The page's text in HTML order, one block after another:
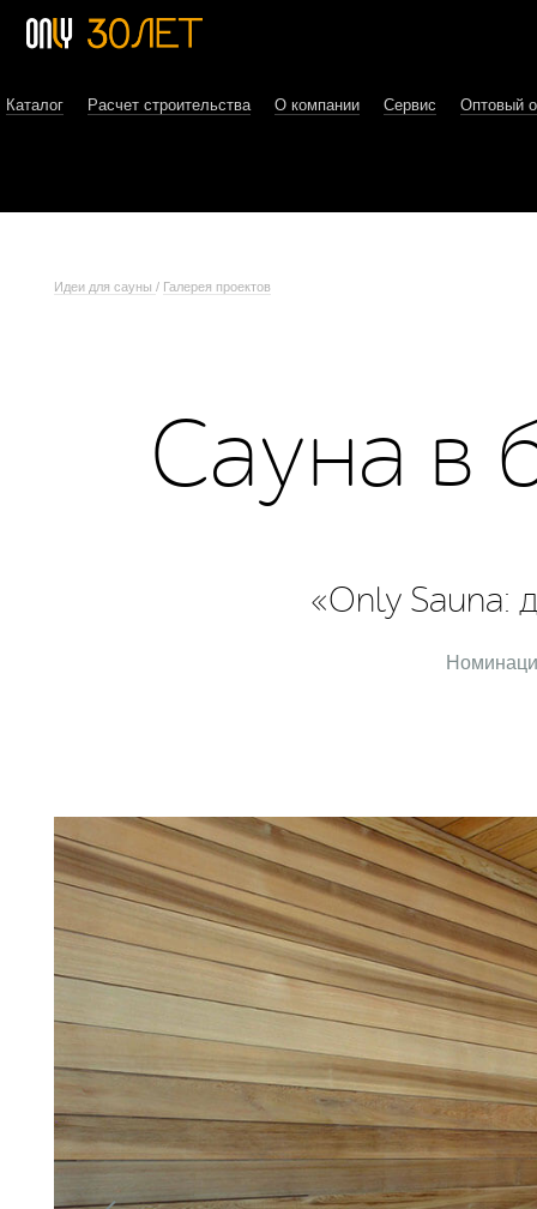
Каталог Расчет строительства О компании Сервис Оптовый
Идеи для сауны / Галерея проектов
Сауна в
«Only Sauna: